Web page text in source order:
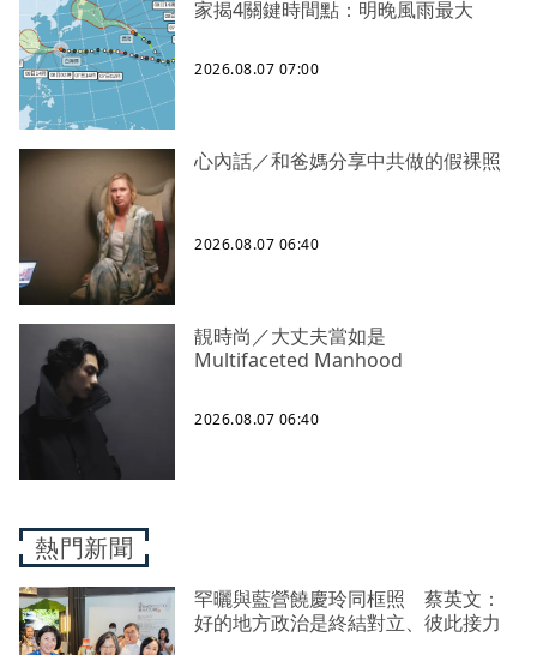
家揭4關鍵時間點：明晚風雨最大
2026.08.07 07:00
心內話／和爸媽分享中共做的假裸照
2026.08.07 06:40
靚時尚／大丈夫當如是
Multifaceted Manhood
2026.08.07 06:40
熱門新聞
罕曬與藍營饒慶玲同框照 蔡英文：
好的地方政治是終結對立、彼此接力